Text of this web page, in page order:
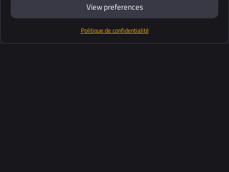
View preferences
Politique de confidentialité